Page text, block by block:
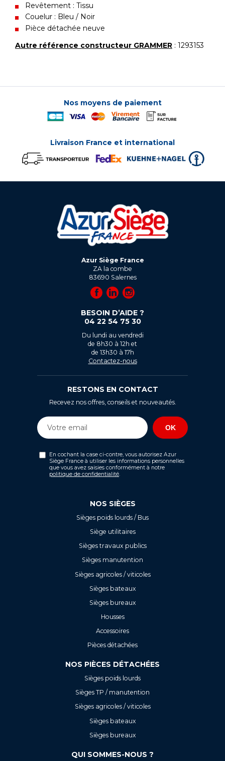
Revêtement : Tissu
Couelur : Bleu / Noir
Pièce détachée neuve
Autre référence constructeur GRAMMER : 1293153
Nos moyens de paiement
Livraison France et international
Azur Siège France
ZA la combe
83690 Salernes
BESOIN D’AIDE ?
04 22 54 75 30
Du lundi au vendredi
de 8h30 à 12h et
de 13h30 à 17h
Contactez-nous
RESTONS EN CONTACT
Recevez nos offres, conseils et nouveautés.
En cochant la case ci-contre, vous autorisez Azur
Siège France à utiliser les informations personnelles
que vous avez saisies conformément à notre
politique de confidentialité.
NOS SIÈGES
Sièges poids lourds / Bus
Siège utilitaires
Sièges travaux publics
Sièges manutention
Sièges agricoles / viticoles
Sièges bateaux
Sièges bureaux
Housses
Accessoires
Pièces détachées
NOS PIÈCES DÉTACHÉES
Sièges poids lourds
Sièges TP / manutention
Sièges agricoles / viticoles
Sièges bateaux
Sièges bureaux
QUI SOMMES-NOUS ?